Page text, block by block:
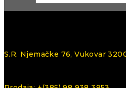
S.R. Njemačke 76, Vukovar